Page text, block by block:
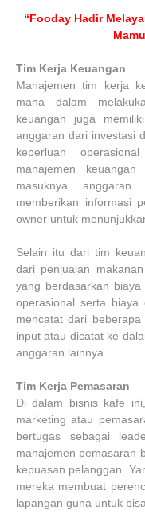
“Fooday Hadir
Tim Kerja Keuangan
Manajemen tim kerja
mana dalam
keuangan juga
anggaran dari investasi
keperluan
manajemen
masuknya
memberikan informasi
owner untuk
Selain itu dari tim
dari penjualan
yang berdasarkan
operasional serta biaya
mencatat dari
input atau dicatat ke
anggaran lainnya.
Tim Kerja Pemasaran
Di dalam bisnis kafe
marketing atau
bertugas sebagai
manajemen pemasaran
kepuasan pelanggan.
mereka membuat
lapangan guna untuk